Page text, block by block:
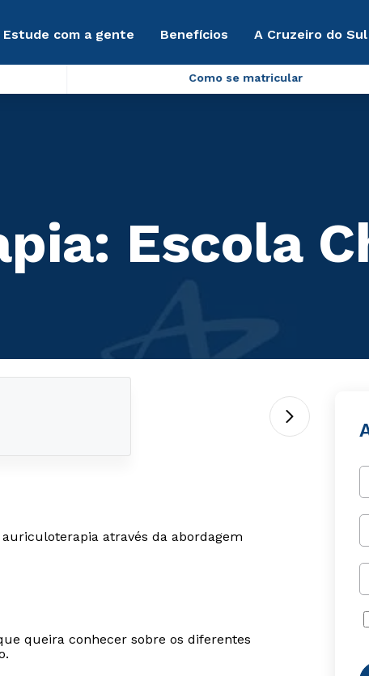
Estude com a gente Benefícios A Cruzeiro do
Como se matricular
Escola
através da abordagem
queira conhecer sobre os diferentes